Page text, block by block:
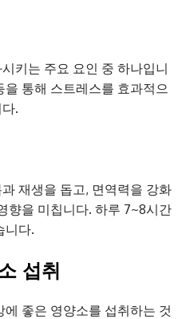
키는 주요 요인 중 하나입니
통해 스트레스를 효과적으
.
재생을 돕고, 면역력을 강화
향을 미칩니다. 하루 7~8시간
니다.
섭취
좋은 영양소를 섭취하는 것